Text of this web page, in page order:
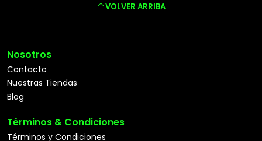
VOLVER ARRIBA
Nosotros
Contacto
Nuestras Tiendas
Blog
Términos & Condiciones
Términos y Condiciones